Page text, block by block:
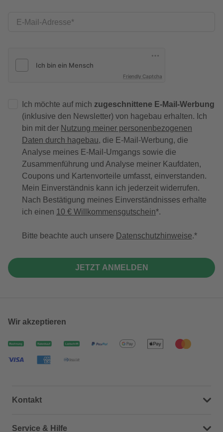
E-Mail-Adresse
Friendly Captcha
Ich möchte auf mich zugeschnittene E-Mail-Werbung
(inklusive den Newsletter) von hagebau erhalten. Ich
bin mit der Nutzung meiner personenbezogenen
Daten durch hagebau, die E-Mail-Werbung, die
Analyse meines E-Mail-Umgangs sowie die
Zusammenführung und Analyse meiner Kaufdaten,
Coupons und Kartenvorteile umfasst, einverstanden.
Mein Einverständnis kann ich jederzeit widerrufen.
Nach Bestätigung meines Einverständnisses erhalte
ich einen 10 € Willkommensgutschein*.
Bitte beachte auch unsere Datenschutzhinweise.
JETZT ANMELDEN
Wir akzeptieren
Kontakt
Dein Kontakt zu uns
Service & Hilfe